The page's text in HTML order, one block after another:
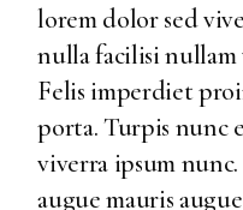
lorem dolor sed
nulla facilisi nullam
Felis imperdiet
porta. Turpis nunc
viverra ipsum
augue mauris